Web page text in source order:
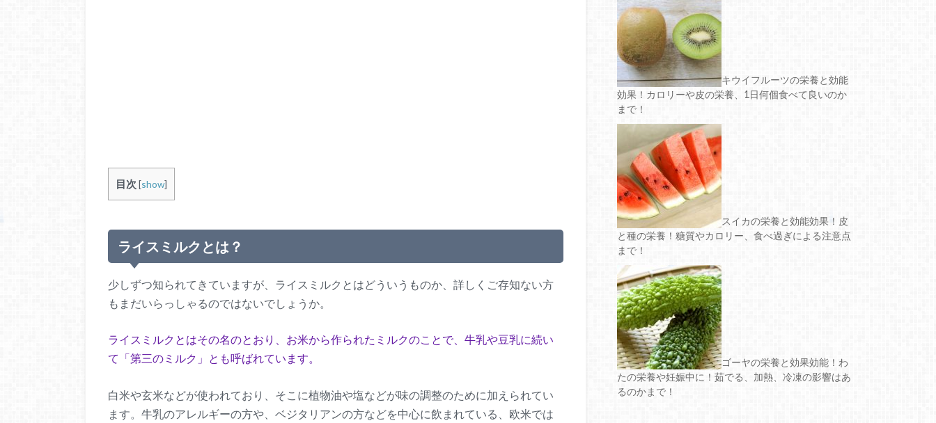
目次 [show]
ライスミルクとは？
少しずつ知られてきていますが、ライスミルクとはどういうものか、詳しくご存知ない方
もまだいらっしゃるのではないでしょうか。
ライスミルクとはその名のとおり、お米から作られたミルクのことで、牛乳や豆乳に続い
て「第三のミルク」とも呼ばれています。
白米や玄米などが使われており、そこに植物油や塩などが味の調整のために加えられてい
ます。牛乳のアレルギーの方や、ベジタリアンの方などを中心に飲まれている、欧米では
キウイフルーツの栄養と効能
効果！カロリーや皮の栄養、1日何個食べて良いのか
まで！
スイカの栄養と効能効果！皮
と種の栄養！糖質やカロリー、食べ過ぎによる注意点
まで！
ゴーヤの栄養と効果効能！わ
たの栄養や妊娠中に！茹でる、加熱、冷凍の影響はあ
るのかまで！